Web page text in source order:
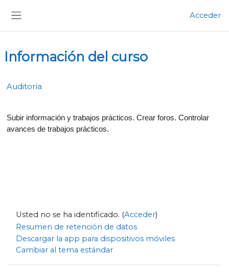
Acceder
Información del curso
Auditoría
Subir información y trabajos prácticos. Crear foros. Controlar
avances de trabajos prácticos.
Usted no se ha identificado. (Acceder)
Resumen de retención de datos
Descargar la app para dispositivos móviles
Cambiar al tema estándar